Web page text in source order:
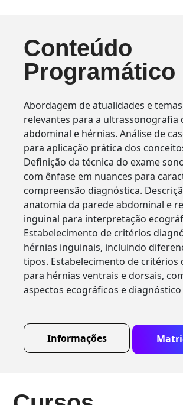
Conteúdo
Programático
Abordagem de atualidades e
relevantes para a ultrassonografia
abdominal e hérnias. Análise de
para aplicação prática dos
Definição da técnica do exame
com ênfase em nuances para
compreensão diagnóstica.
anatomia da parede abdominal e
inguinal para interpretação
Estabelecimento de critérios
hérnias inguinais, incluindo
tipos. Estabelecimento de critérios
para hérnias ventrais e dorsais,
aspectos ecográficos e
Informações